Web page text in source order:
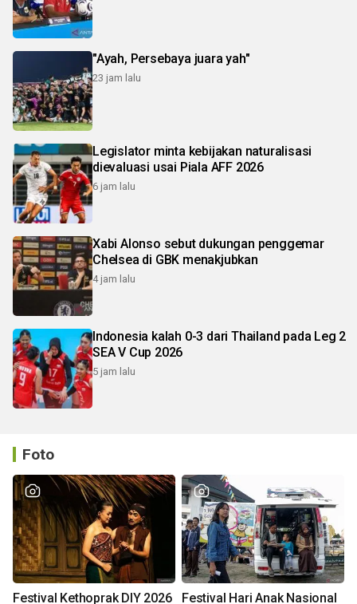
"Ayah, Persebaya juara yah"
23 jam lalu
Legislator minta kebijakan naturalisasi
dievaluasi usai Piala AFF 2026
6 jam lalu
Xabi Alonso sebut dukungan penggemar
Chelsea di GBK menakjubkan
4 jam lalu
Indonesia kalah 0-3 dari Thailand pada Leg 2
SEA V Cup 2026
5 jam lalu
Foto
Festival Kethoprak DIY 2026
Festival Hari Anak Nasional